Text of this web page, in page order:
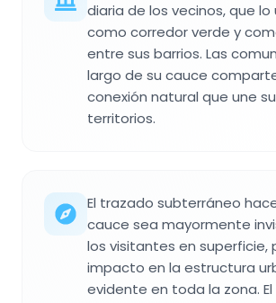
diaria de los vecinos, que lo
como corredor verde y
entre sus barrios. Las
largo de su cauce
conexión natural que une
territorios.
El trazado subterráneo
cauce sea mayormente
los visitantes en superficie,
impacto en la estructura
evidente en toda la zona.